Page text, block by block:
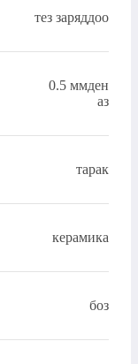
тез заряддоо
0.5 ммден
аз
тарак
керамика
боз